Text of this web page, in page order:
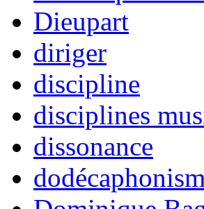
Dieupart
diriger
discipline
disciplines
dissonance